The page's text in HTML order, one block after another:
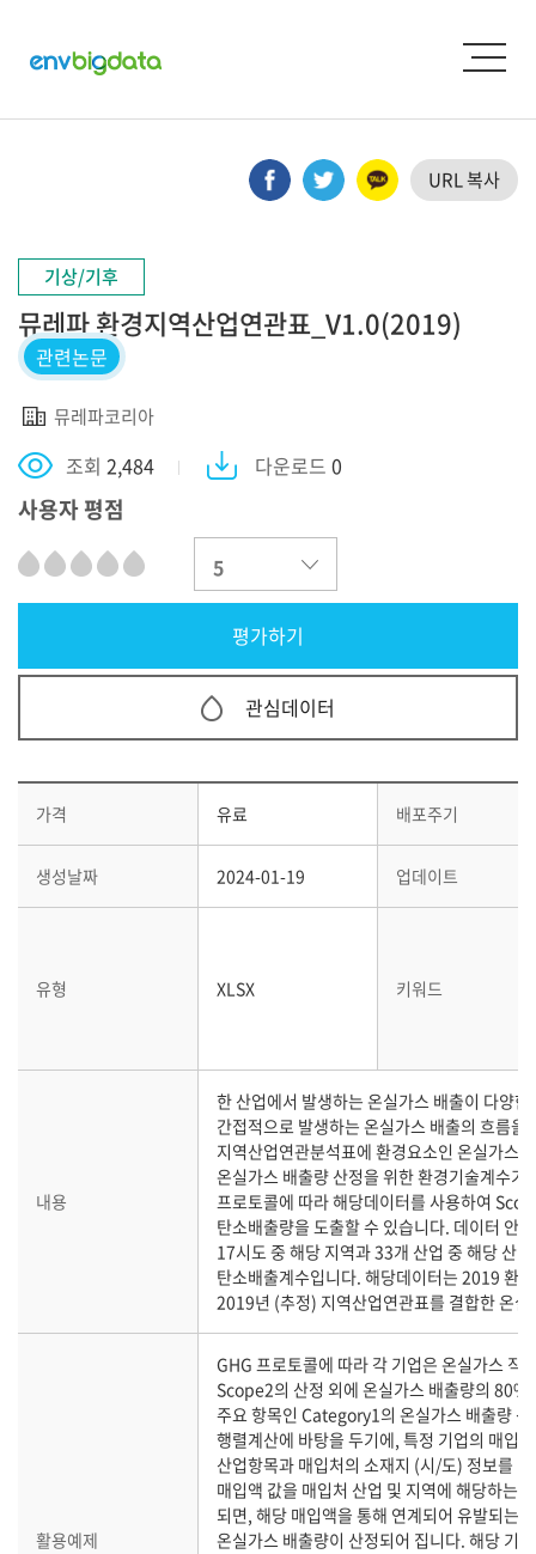
URL 복사
기상/기후
뮤레파 환경지역산업연관표_V1.0(2019)
관련논문
뮤레파코리아
조회 2,484 다운로드 0
사용자 평점
관심데이터
가격 유료 배포주기
생성날짜 2024-01-19 업데이트
유형 XLSX 키워드
내용
한 산업에서 발생하는 온실가스 배출이 다양
간접적으로 발생하는 온실가스 배출의 흐름을
지역산업연관분석표에 환경요소인 온실가스
온실가스 배출량 산정을 위한 환경기술계수기
프로토콜에 따라 해당데이터를 사용하여
탄소배출량을 도출할 수 있습니다. 데이터 안
17시도 중 해당 지역과 33개 산업 중 해당 산
탄소배출계수입니다. 해당데이터는 2019 환
2019년 (추정) 지역산업연관표를 결합한 온실
활용예제
GHG 프로토콜에 따라 각 기업은 온실가스 직
Scope2의 산정 외에 온실가스 배출량의
주요 항목인 Category1의 온실가스 배출량
행렬계산에 바탕을 두기에, 특정 기업의 매입
산업항목과 매입처의 소재지 (시/도) 정보를
매입액 값을 매입처 산업 및 지역에 해당하는
되면, 해당 매입액을 통해 연계되어 유발되는
온실가스 배출량이 산정되어 집니다. 해당 기